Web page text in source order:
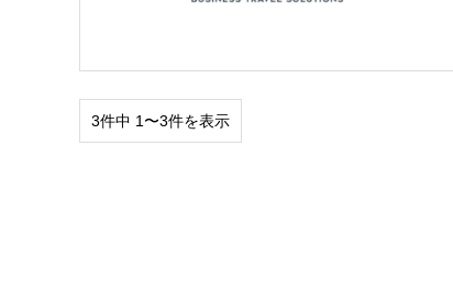
3件中 1〜3件を表示